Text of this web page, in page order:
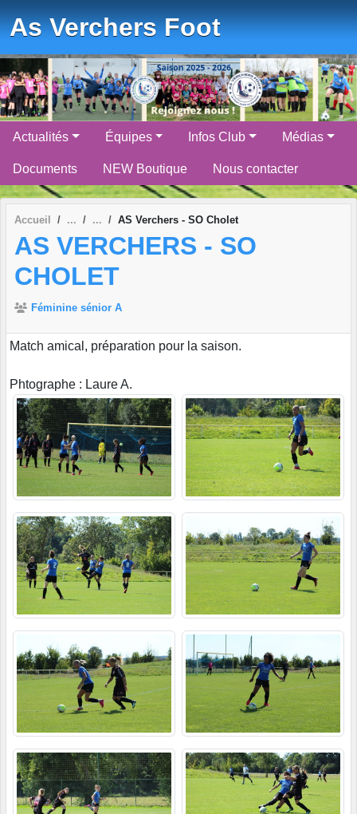
As Verchers Foot
Actualités Équipes Infos Club Médias
Documents NEW Boutique Nous contacter
Accueil AS Verchers - SO Cholet
AS VERCHERS - SO
CHOLET
Féminine sénior A
Match amical, préparation pour la saison.
Phtographe : Laure A.